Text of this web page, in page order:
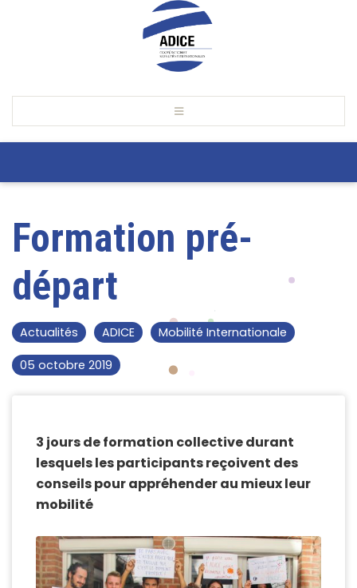
Formation pré-
départ
Actualités ADICE Mobilité Internationale
05 octobre 2019
3 jours de formation collective durant
lesquels les participants reçoivent des
conseils pour appréhender au mieux leur
mobilité